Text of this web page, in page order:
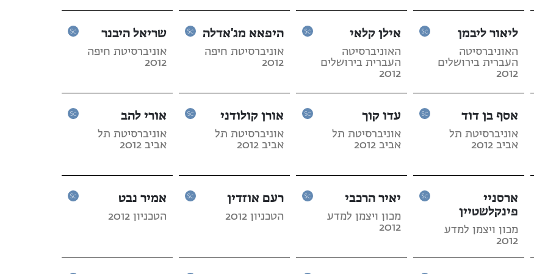
ליאור ליבמן
האוניברסיטה
העברית בירושלים
2012
אילן קלאי
האוניברסיטה
העברית בירושלים
2012
היפאא מג'אדלה
אוניברסיטת חיפה
2012
שריאל היבנר
אוניברסיטת חיפה
2012
אסף בן דוד
אוניברסיטת תל
אביב 2012
עדו קוך
אוניברסיטת תל
אביב 2012
אורן קולודני
אוניברסיטת תל
אביב 2012
אורי להב
אוניברסיטת תל
אביב 2012
ארסניי
פינקלשטיין
מכון ויצמן למדע
2012
יאיר הרכבי
מכון ויצמן למדע
2012
רעם אוזדין
הטכניון 2012
אמיר נבט
הטכניון 2012